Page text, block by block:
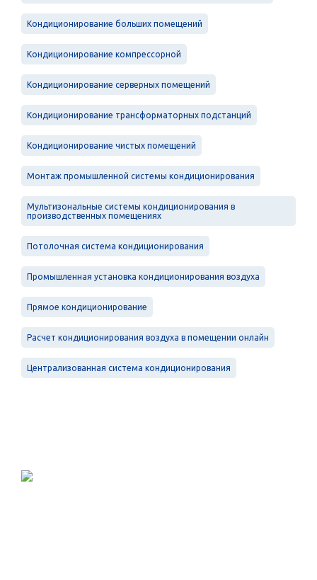
Кондиционирование больших помещений
Кондиционирование компрессорной
Кондиционирование серверных помещений
Кондиционирование трансформаторных подстанций
Кондиционирование чистых помещений
Монтаж промышленной системы кондиционирования
Мультизональные системы кондиционирования в
производственных помещениях
Потолочная система кондиционирования
Промышленная установка кондиционирования воздуха
Прямое кондиционирование
Расчет кондиционирования воздуха в помещении онлайн
Централизованная система кондиционирования